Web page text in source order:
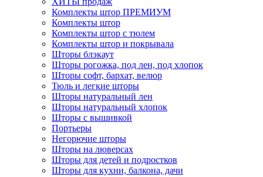
Комплекты штор ПРЕМИУМ
Комплекты штор
Комплекты штор с тюлем
Комплекты штор и покрывала
Шторы блэкаут
Шторы рогожка, под лен, под хлопок
Шторы софт, бархат, велюр
Тюль и легкие шторы
Шторы натуральный лен
Шторы натуральный хлопок
Шторы с вышивкой
Портьеры
Негорючие шторы
Шторы на люверсах
Шторы для детей и подростков
Шторы для кухни, балкона, дачи